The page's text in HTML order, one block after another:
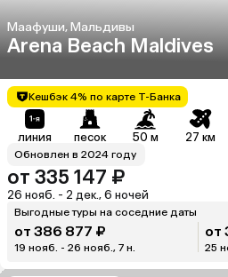
Маафуши, Мальдивы
Arena Beach Maldives
Кешбэк 4% по карте Т-Банка
линия песок 50 м 27 км
Обновлен в 2024 году
от 335 147 ₽
26 нояб. - 2 дек., 6 ночей
Выгодные туры на соседние даты
от 386 877 ₽
19 нояб. - 26 нояб., 7 н.
от
25